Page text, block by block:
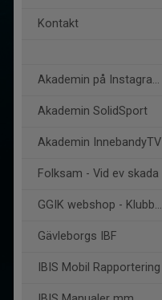
Kontakt
Akademin på Instagram
Akademin SolidSport
Akademin InnebandyTV
Folksam - Vid ev skada
GGIK webshop - Klubbhuset
Gävleborgs IBF
IBIS Mobil Rapportering